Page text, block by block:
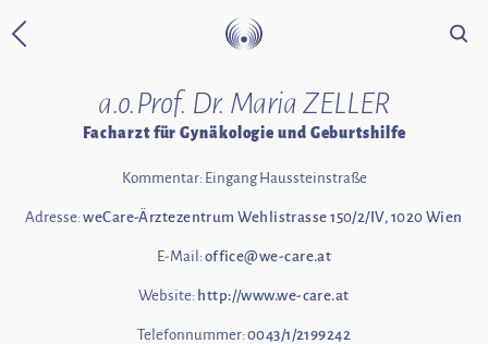
Zurück zur Startseite Suche
a.o.Prof. Dr. Maria ZELLER
Facharzt für Gynäkologie und Geburtshilfe
Kommentar: Eingang Haussteinstraße
Adresse:weCare-Ärztezentrum Wehlistrasse 150/2/IV, 1020 Wien
E-Mail:office@we-care.at
Website: http://www.we-care.at
Telefonnummer:0043/1/2199242